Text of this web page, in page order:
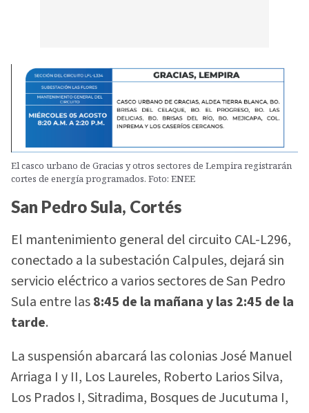
El casco urbano de Gracias y otros sectores de Lempira registrarán
cortes de energía programados. Foto: ENEE
San Pedro Sula, Cortés
El mantenimiento general del circuito CAL-L296,
conectado a la subestación Calpules, dejará sin
servicio eléctrico a varios sectores de San Pedro
Sula entre las8:45 de la mañana y las 2:45 de la
tarde.
La suspensión abarcará las colonias José Manuel
Arriaga I y II, Los Laureles, Roberto Larios Silva,
Los Prados I, Sitradima, Bosques de Jucutuma I,